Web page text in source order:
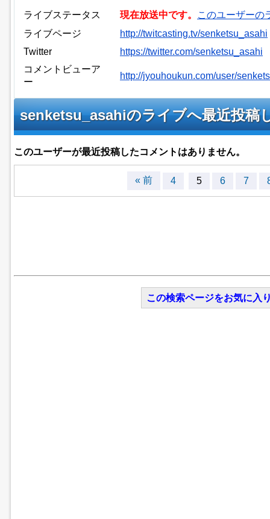
ライブステータス 現在放送中です。
このユーザーの
ライブページ
http://twitcasting.tv/senketsu_asahi
Twitter
https://twitter.com/senketsu_asahi
コメントビューア
ー
http://jyouhoukun.com/user/
senketsu_asahiのライブへ最近投稿
このユーザーが最近投稿したコメントはありません。
« 前 4 5 6 7
この検索ページをお気に入